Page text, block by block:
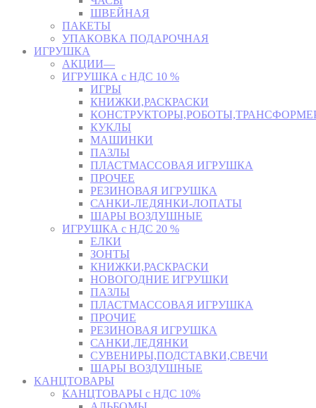
ШВЕЙНАЯ
ПАКЕТЫ
УПАКОВКА ПОДАРОЧНАЯ
ИГРУШКА
АКЦИИ—
ИГРУШКА с НДС 10 %
ИГРЫ
КНИЖКИ,РАСКРАСКИ
КУКЛЫ
МАШИНКИ
ПАЗЛЫ
ПЛАСТМАССОВАЯ ИГРУШКА
ПРОЧЕЕ
РЕЗИНОВАЯ ИГРУШКА
САНКИ-ЛЕДЯНКИ-ЛОПАТЫ
ШАРЫ ВОЗДУШНЫЕ
ИГРУШКА с НДС 20 %
ЕЛКИ
ЗОНТЫ
КНИЖКИ,РАСКРАСКИ
НОВОГОДНИЕ ИГРУШКИ
ПАЗЛЫ
ПЛАСТМАССОВАЯ ИГРУШКА
ПРОЧИЕ
РЕЗИНОВАЯ ИГРУШКА
САНКИ,ЛЕДЯНКИ
СУВЕНИРЫ,ПОДСТАВКИ,СВЕЧИ
ШАРЫ ВОЗДУШНЫЕ
КАНЦТОВАРЫ
КАНЦТОВАРЫ с НДС 10%